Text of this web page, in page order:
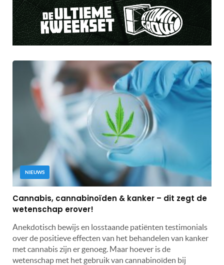
NIEUWS
Cannabis, cannabinoïden & kanker – dit zegt de
wetenschap erover!
Anekdotisch bewijs en losstaande patiënten testimonials
over de positieve effecten van het behandelen van kanker
met cannabis zijn er genoeg. Maar hoever is de
wetenschap met het gebruik van cannabinoïden bij